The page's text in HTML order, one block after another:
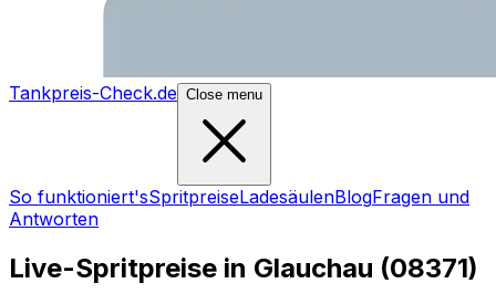
Tankpreis-Check.de Close menu
So funktioniert'sSpritpreiseLadesäulenBlogFragen und
Antworten
Live-Spritpreise in Glauchau (08371)